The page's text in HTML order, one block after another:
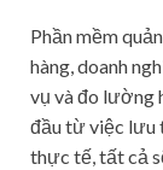
Phần mềm
hàng, doanh
vụ và đo lường
đầu từ việc lưu
thực tế, tất cả